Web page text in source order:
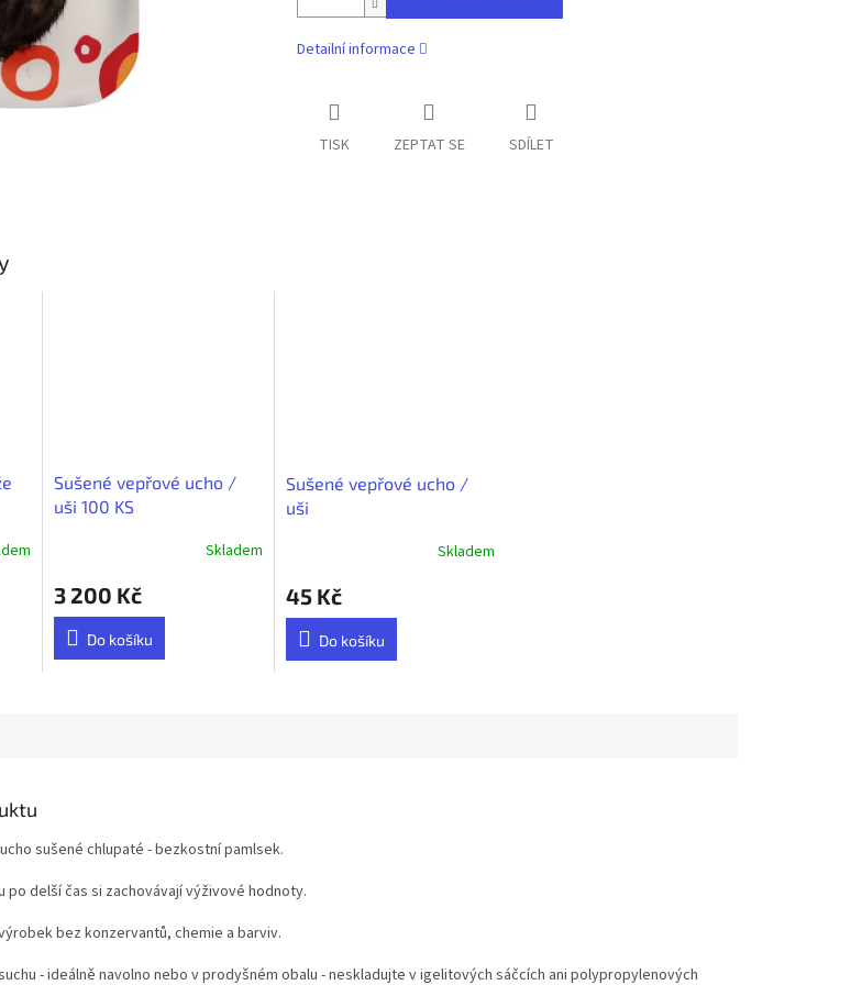
Detailní informace
TISK ZEPTAT SE SDÍLET
Sušené vepřové ucho /
uši 100 KS
Skladem
3 200 Kč
Do košíku
Sušené vepřové ucho /
uši
Skladem
45 Kč
Do košíku
sušené chlupaté - bezkostní pamlsek.
po delší čas si zachovávají výživové hodnoty.
bez konzervantů, chemie a barviv.
- ideálně navolno nebo v prodyšném obalu - neskladujte v igelitových sáčcích ani polypropylenových